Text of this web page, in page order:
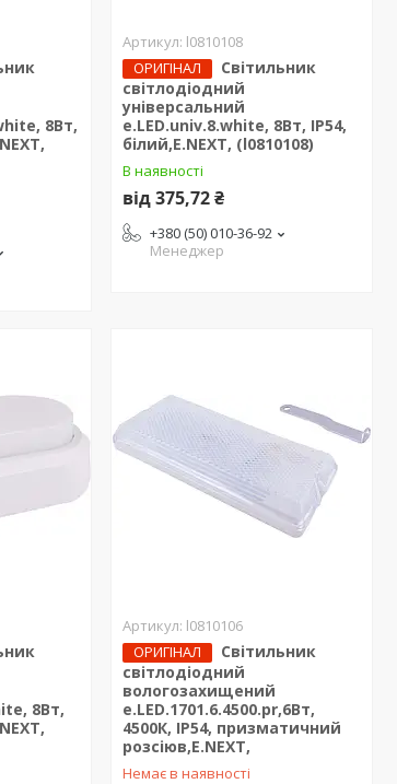
8Вт,
l0810108
ОРИГІНАЛ
Світильник
світлодіодний
універсальний
e.LED.univ.8.white, 8Вт, IP54,
білий,E.NEXT, (l0810108)
В наявності
від 375,72 ₴
+380 (50) 010-36-92
Менеджер
8Вт,
l0810106
ОРИГІНАЛ
Світильник
світлодіодний
вологозахищений
e.LED.1701.6.4500.pr,6Вт,
4500К, IP54, призматичний
розсіюв,E.NEXT,
Немає в наявності